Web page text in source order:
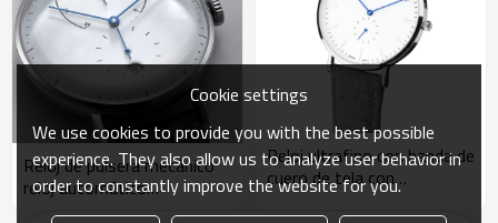
Reloj de pulsera mecánico
reloj automático
totalmente automático de
Reloj ultrafino con banda de
cuero de tela con
movimiento cronógrafo de
Cookie settings
We use cookies to provide you with the best possible
experience. They also allow us to analyze user behavior in
order to constantly improve the website for you.